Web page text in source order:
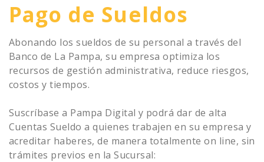
Pago de Sueldos
Abonando los sueldos de su personal a través del
Banco de La Pampa, su empresa optimiza los
recursos de gestión administrativa, reduce riesgos,
costos y tiempos.
Suscríbase a Pampa Digital y podrá dar de alta
Cuentas Sueldo a quienes trabajen en su empresa y
acreditar haberes, de manera totalmente on line, sin
trámites previos en la Sucursal: